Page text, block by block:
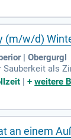
w/d)
| Obergurgl
als
|+weitere
an einem